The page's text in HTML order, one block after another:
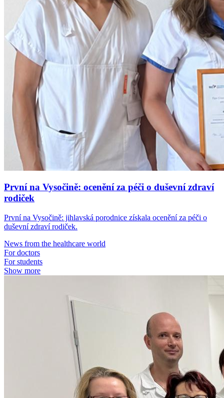
První na Vysočině: ocenění za péči o duševní zdraví
rodiček
První na Vysočině: jihlavská porodnice získala ocenění za péči o
duševní zdraví rodiček.
News from the healthcare world
For doctors
For students
Show more